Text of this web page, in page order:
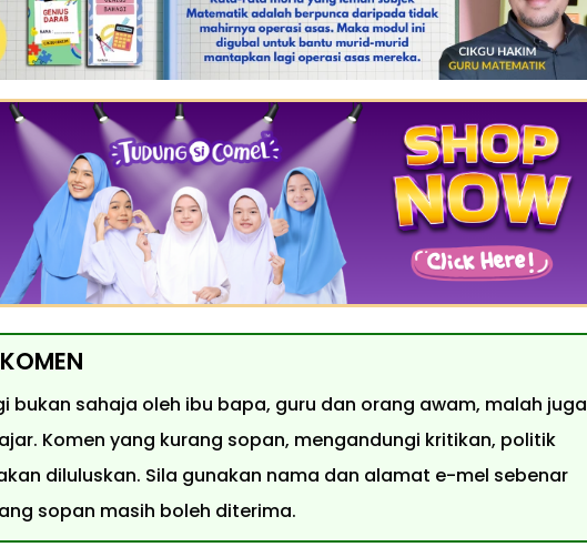
bukan sahaja oleh ibu bapa, guru dan orang awam, malah juga
Komen yang kurang sopan, mengandungi kritikan, politik
diluluskan. Sila gunakan nama dan alamat e-mel sebenar
sopan masih boleh diterima.